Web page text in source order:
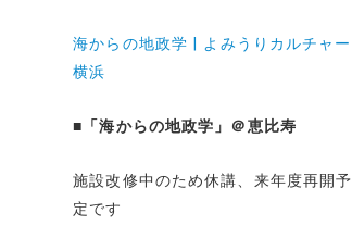
海からの地政学 | よみうりカルチャー
横浜
■ 「海からの地政学」＠恵比寿
施設改修中のため休講、来年度再開予
定です